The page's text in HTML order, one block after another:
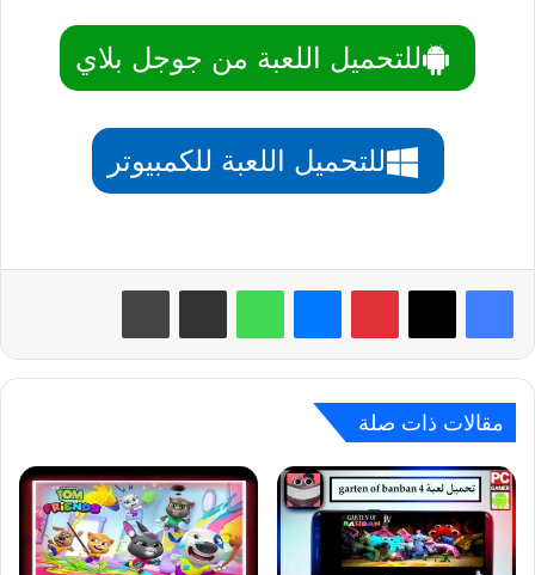
للتحميل اللعبة من جوجل بلاي
للتحميل اللعبة للكمبيوتر
بينتيريست واتساب
مقالات ذات صلة